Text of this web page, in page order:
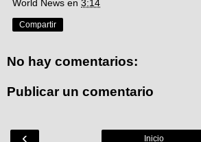
World News en 3:14
Compartir
No hay comentarios:
Publicar un comentario
‹ Inicio